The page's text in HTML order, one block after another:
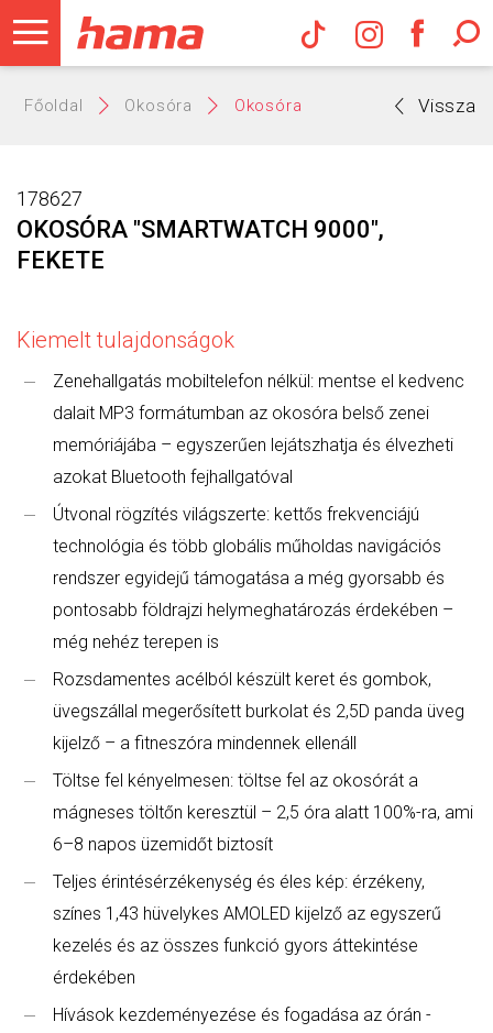
Hama
Főoldal Okosóra Okosóra Vissza
178627
OKOSÓRA "SMARTWATCH 9000",
FEKETE
Kiemelt tulajdonságok
Zenehallgatás mobiltelefon nélkül: mentse el kedvenc
dalait MP3 formátumban az okosóra belső zenei
memóriájába – egyszerűen lejátszhatja és élvezheti
azokat Bluetooth fejhallgatóval
Útvonal rögzítés világszerte: kettős frekvenciájú
technológia és több globális műholdas navigációs
rendszer egyidejű támogatása a még gyorsabb és
pontosabb földrajzi helymeghatározás érdekében –
még nehéz terepen is
Rozsdamentes acélból készült keret és gombok,
üvegszállal megerősített burkolat és 2,5D panda üveg
kijelző – a fitneszóra mindennek ellenáll
Töltse fel kényelmesen: töltse fel az okosórát a
mágneses töltőn keresztül – 2,5 óra alatt 100%-ra, ami
6–8 napos üzemidőt biztosít
Teljes érintésérzékenység és éles kép: érzékeny,
színes 1,43 hüvelykes AMOLED kijelző az egyszerű
kezelés és az összes funkció gyors áttekintése
érdekében
Hívások kezdeményezése és fogadása az órán -